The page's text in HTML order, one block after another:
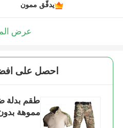
يدقّق ممون
عرض
احصل على
طقم بدلة
مموهة